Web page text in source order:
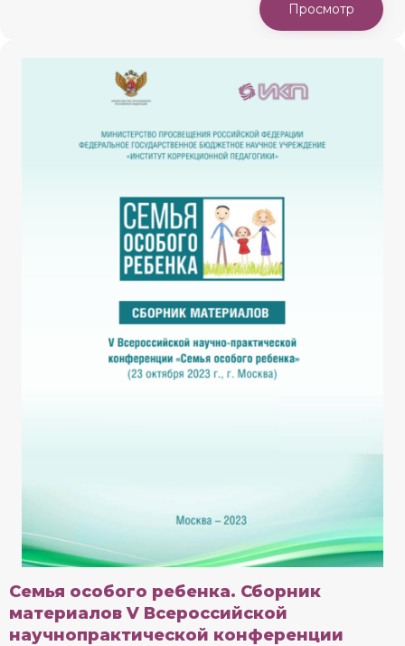
Просмотр
Семья особого ребенка. Сборник
материалов V Всероссийской
научнопрактической конференции